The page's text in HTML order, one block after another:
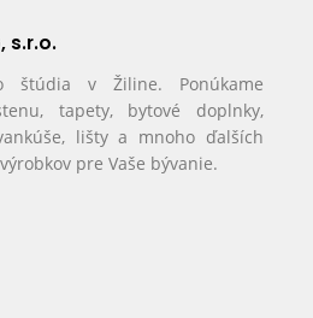
s.r.o.
štúdia v Žiline. Ponúkame
tapety, bytové doplnky,
lišty a mnoho ďalších
pre Vaše bývanie.